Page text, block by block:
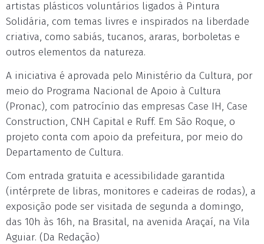
artistas plásticos voluntários ligados à Pintura
Solidária, com temas livres e inspirados na liberdade
criativa, como sabiás, tucanos, araras, borboletas e
outros elementos da natureza.
A iniciativa é aprovada pelo Ministério da Cultura, por
meio do Programa Nacional de Apoio à Cultura
(Pronac), com patrocínio das empresas Case IH, Case
Construction, CNH Capital e Ruff. Em São Roque, o
projeto conta com apoio da prefeitura, por meio do
Departamento de Cultura.
Com entrada gratuita e acessibilidade garantida
(intérprete de libras, monitores e cadeiras de rodas), a
exposição pode ser visitada de segunda a domingo,
das 10h às 16h, na Brasital, na avenida Araçaí, na Vila
Aguiar. (Da Redação)